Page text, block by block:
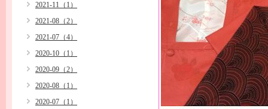
2021-11（1）
2021-08（2）
2021-07（4）
2020-10（1）
2020-09（2）
2020-08（1）
2020-07（1）